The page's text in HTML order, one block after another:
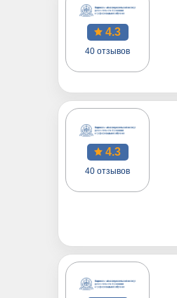
4.3
40 отзывов
4.3
40 отзывов